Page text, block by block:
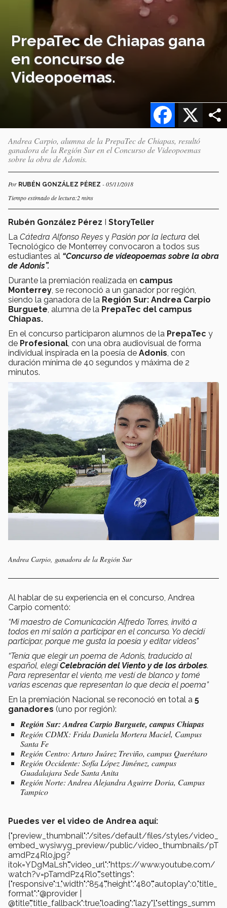
PrepaTec de Chiapas gana
en concurso de
Videopoemas.
X
Facebook
Andrea Carpio, alumna de la PrepaTec de Chiapas, resultó
ganadora de la Región Sur en el Concurso de Videopoemas
sobre la obra de Adonis.
Por RUBÉN GONZÁLEZ PÉREZ - 05/11/2018
Tiempo estimado de lectura:2 mins
Rubén González Pérez I StoryTeller
La Cátedra Alfonso Reyes y Pasión por la lectura del
Tecnológico de Monterrey convocaron a todos sus
estudiantes al “Concurso de videopoemas sobre la obra
de Adonis”.
Durante la premiación realizada en campus
Monterrey , se reconoció a un ganador por región,
siendo la ganadora de la Región Sur: Andrea Carpio
Burguete , alumna de la PrepaTec del campus
Chiapas.
En el concurso participaron alumnos de la PrepaTec y
de Profesional , con una obra audiovisual de forma
individual inspirada en la poesía de Adonis , con
duración mínima de 40 segundos y máxima de 2
minutos.
Andrea Carpio, ganadora de la Región Sur
Al hablar de su experiencia en el concurso, Andrea
Carpio comentó:
“Mi maestro de Comunicación Alfredo Torres, invitó a
todos en mi salón a participar en el concurso. Yo decidí
participar, porque me gusta la poesía y editar videos”
“Tenía que elegir un poema de Adonis, traducido al
español, elegíCelebración del Viento y de los árboles.
Para representar el viento, me vestí de blanco y tomé
varias escenas que representan lo que decía el poema”
En la premiación Nacional se reconoció en total a 5
ganadores (uno por región):
Región Sur: Andrea Carpio Burguete, campus Chiapas
Región CDMX: Frida Daniela Mortera Maciel, Campus
Santa Fe
Región Centro: Arturo Juárez Treviño, campus Querétaro
Región Occidente: Sofía López Jiménez, campus
Guadalajara Sede Santa Anita
Región Norte: Andrea Alejandra Aguirre Doria, Campus
Tampico
Puedes ver el video de Andrea aquí:
{"preview_thumbnail":"/sites/default/files/styles/video_
embed_wysiwyg_preview/public/video_thumbnails/pT
amdPz4Rlo.jpg?
itok=YDgMaLsh","video_url":"https://www.youtube.com/
watch?v=pTamdPz4Rlo","settings":
{"responsive":1,"width":"854","height":"480","autoplay":0,"title_
format":"@provider |
@title","title_fallback":true,"loading":"lazy"},"settings_summ